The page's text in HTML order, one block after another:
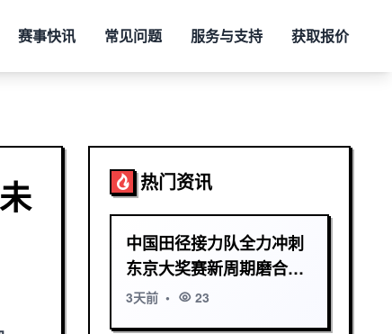
赛事快讯 常见问题 服务与支持 获取报价
热门资讯
中国田径接力队全力冲刺
东京大奖赛新周期磨合阵
容剑指佳绩
3天前 • 23